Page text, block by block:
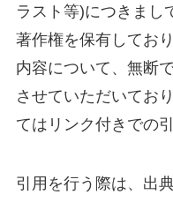
ラスト等)につきまし
著作権を保有してお
内容について、無断
させていただいてお
てはリンク付きでの
引用を行う際は、出